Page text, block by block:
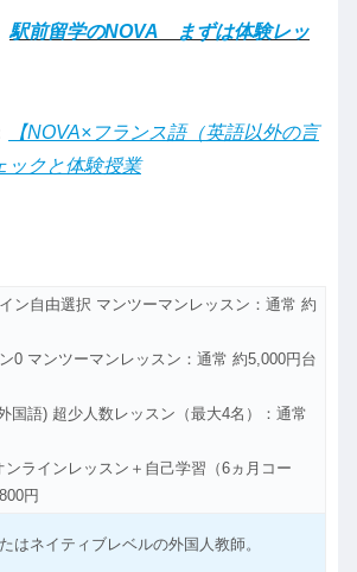
駅前留学のNOVA まずは体験レッ
【NOVA×フランス語（英語以外の言
ックと体験授業
ン自由選択 マンツーマンレッスン：通常 約
0 マンツーマンレッスン：通常 約5,000円台
国語) 超少人数レッスン（最大4名）：通常
ンラインレッスン＋自己学習（6ヵ月コー
円
はネイティブレベルの外国人教師。